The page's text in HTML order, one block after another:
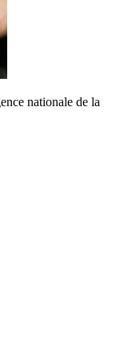
nationale de la